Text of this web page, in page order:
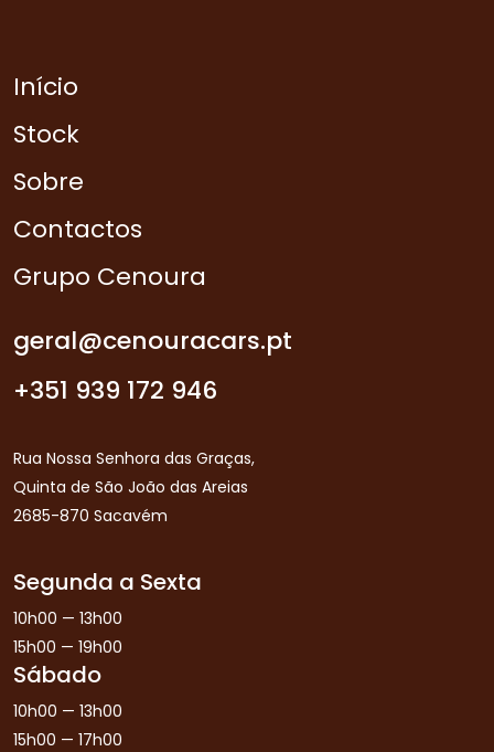
Início
Stock
Sobre
Contactos
Grupo Cenoura
geral@cenouracars.pt
+351 939 172 946
Rua Nossa Senhora das Graças,
Quinta de São João das Areias
2685-870 Sacavém
Segunda a Sexta
10h00 — 13h00
15h00 — 19h00
Sábado
10h00 — 13h00
15h00 — 17h00